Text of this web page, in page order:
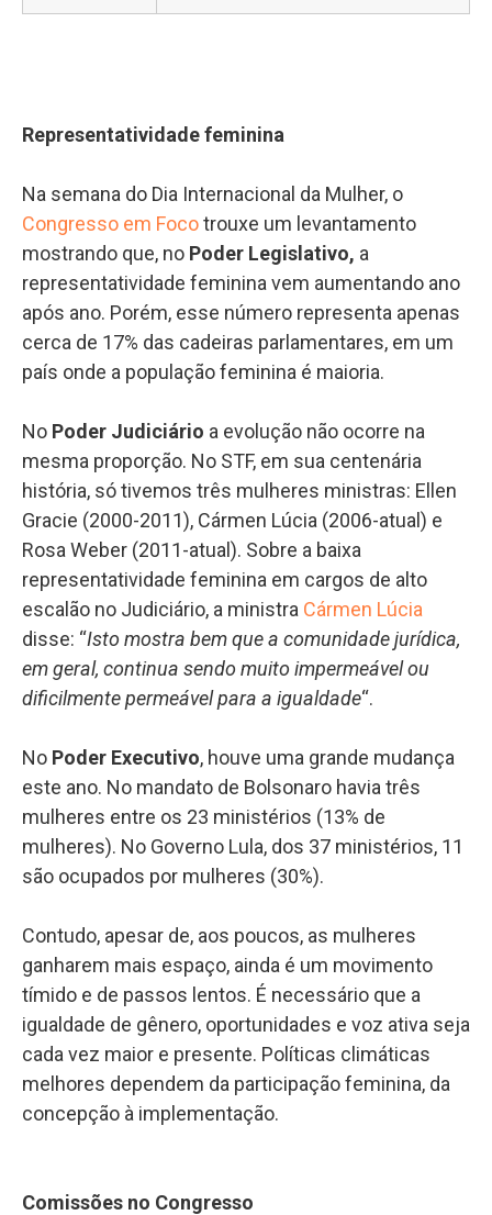
Representatividade feminina
Na semana do Dia Internacional da Mulher, o
Congresso em Focotrouxe um levantamento
mostrando que, no Poder Legislativo, a
representatividade feminina vem aumentando ano
após ano. Porém, esse número representa apenas
cerca de 17% das cadeiras parlamentares, em um
país onde a população feminina é maioria.
No Poder Judiciário a evolução não ocorre na
mesma proporção. No STF, em sua centenária
história, só tivemos três mulheres ministras: Ellen
Gracie (2000-2011), Cármen Lúcia (2006-atual) e
Rosa Weber (2011-atual). Sobre a baixa
representatividade feminina em cargos de alto
escalão no Judiciário, a ministra Cármen Lúcia
disse: “Isto mostra bem que a comunidade jurídica,
em geral, continua sendo muito impermeável ou
dificilmente permeável para a igualdade“.
No Poder Executivo, houve uma grande mudança
este ano. No mandato de Bolsonaro havia três
mulheres entre os 23 ministérios (13% de
mulheres). No Governo Lula, dos 37 ministérios, 11
são ocupados por mulheres (30%).
Contudo, apesar de, aos poucos, as mulheres
ganharem mais espaço, ainda é um movimento
tímido e de passos lentos. É necessário que a
igualdade de gênero, oportunidades e voz ativa seja
cada vez maior e presente. Políticas climáticas
melhores dependem da participação feminina, da
concepção à implementação.
Comissões no Congresso